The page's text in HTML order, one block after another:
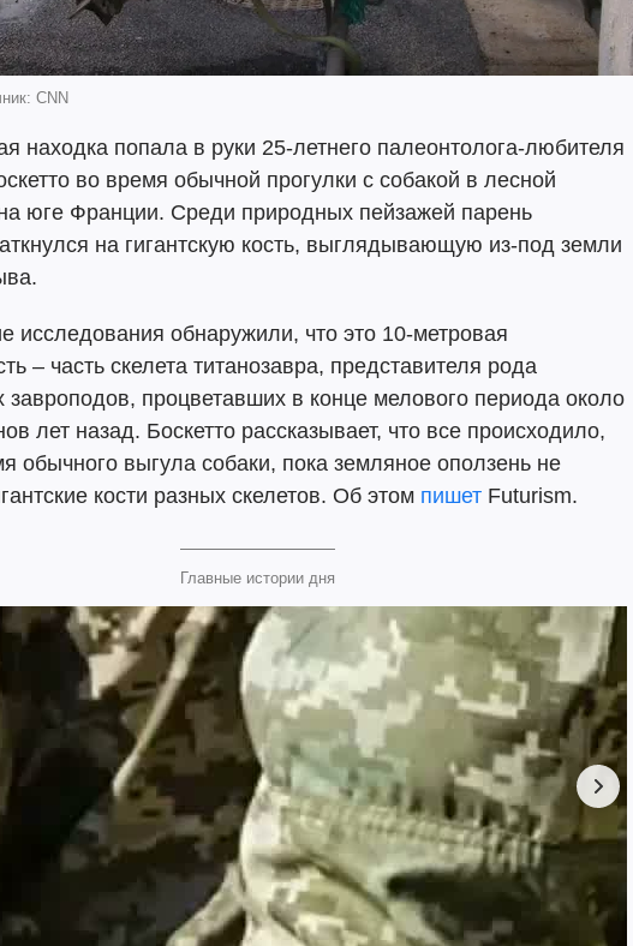
CNN
находка попала в руки 25-летнего палеонтолога-любителя
во время обычной прогулки с собакой в лесной
юге Франции. Среди природных пейзажей парень
на гигантскую кость, выглядывающую из-под земли
исследования обнаружили, что это 10-метровая
– часть скелета титанозавра, представителя рода
процветавших в конце мелового периода около
лет назад. Боскетто рассказывает, что все происходило,
обычного выгула собаки, пока земляное оползень не
кости разных скелетов. Об этом пишет Futurism.
Главные истории дня